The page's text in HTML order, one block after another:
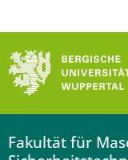
Fakultät für